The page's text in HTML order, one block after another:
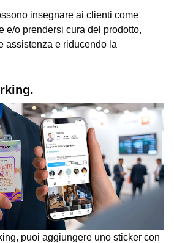
insegnare ai clienti come
e/o prendersi cura del prodotto,
assistenza e riducendo la
puoi aggiungere uno sticker con